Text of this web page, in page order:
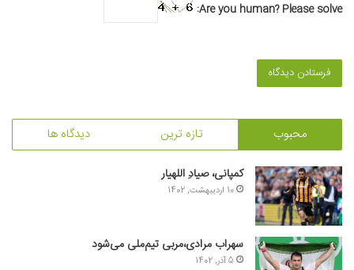
Are you human? Please solve:
محبوب تازه ترین دیدگاه ها
کمپانی، صیادِ اللهیار
10 اردیبهشت, 1402
سهراب مرادی،مربی تیم‌ملی می‌شود
5 آذر, 1402